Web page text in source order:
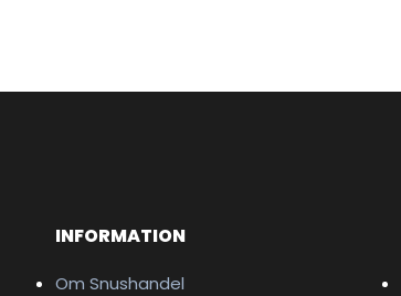
INFORMATION
Om Snushandel